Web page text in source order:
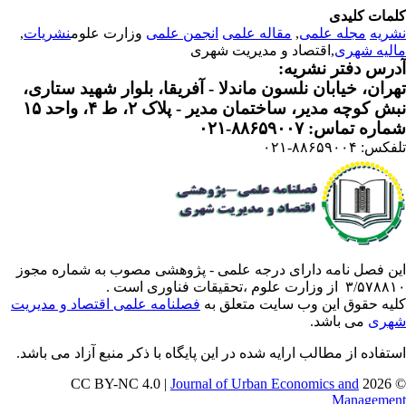
کلیدی
مجله علمی, مقاله علمی انجمن علمیوزارت علومنشریات,
شهری ,اقتصاد و مدیریت شهری
دفتر نشریه:
خیابان نلسون ماندلا - آفریقا، بلوار شهید ستاری،
کوچه مدیر، ساختمان مدیر - پلاک ۲، ط ۴، واحد ۱۵
تماس: ۸۸۶۵۹۰۰۷-۰۲۱
۸۸۶۵۹۰۰۴-۰۲۱
فصل نامه دارای درجه علمی - پژوهشی مصوب به شماره مجوز
وزارت علوم ،تحقیقات فناوری است .
حقوق این وب سایت متعلق بهفصلنامه علمی اقتصاد و مدیریت
می باشد.
از مطالب ارایه شده در این پایگاه با ذکر منبع آزاد می باشد.
©
Journal of Urban Economics and